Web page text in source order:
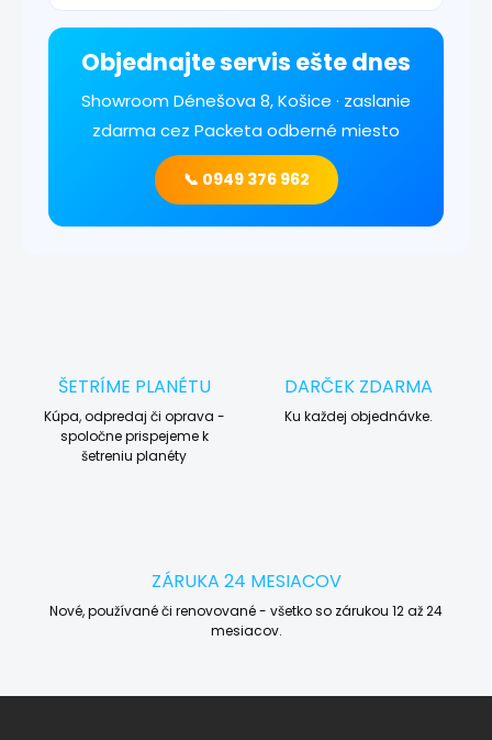
Objednajte servis ešte dnes
Showroom Dénešova 8, Košice · zaslanie
zdarma cez Packeta odberné miesto
📞 0949 376 962
ŠETRÍME PLANÉTU
Kúpa, odpredaj či oprava -
spoločne prispejeme k
šetreniu planéty
DARČEK ZDARMA
Ku každej objednávke.
ZÁRUKA 24 MESIACOV
Nové, používané či renovované - všetko so zárukou 12 až 24
mesiacov.